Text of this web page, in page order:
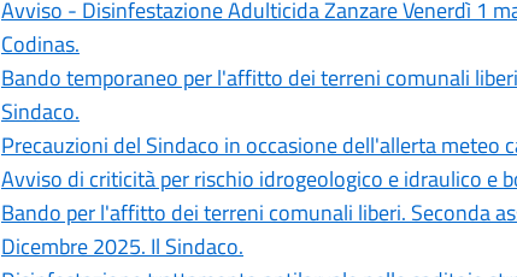
Avviso - Disinfestazione Adulticida Zanzare Venerdì 1
Codinas.
Bando temporaneo per l'affitto dei terreni comunali
Sindaco.
Precauzioni del Sindaco in occasione dell'allerta meteo
Avviso di criticità per rischio idrogeologico e idraulico e
Bando per l'affitto dei terreni comunali liberi. Seconda
Dicembre 2025. Il Sindaco.